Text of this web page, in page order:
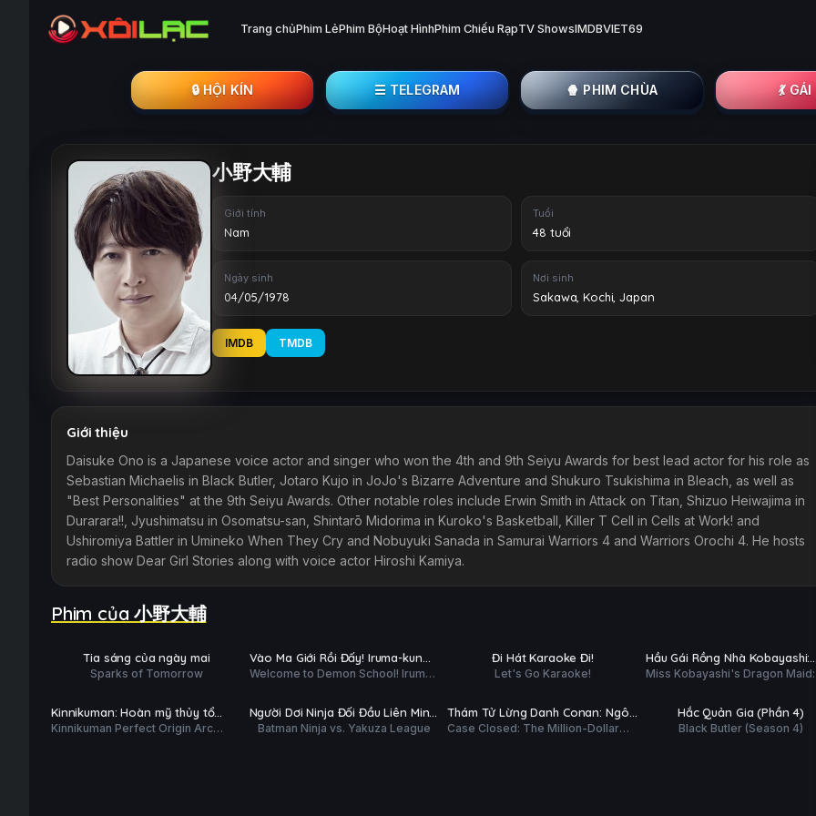
Trang chủPhim LẻPhim BộHoạt HìnhPhim Chiếu RạpTV ShowsIMDBVIET69
🔒︎ HỘI KÍN ☰ TELEGRAM 🍿 PHIM CHÙA 💃
小野大輔
Giới tính
Nam
Tuổi
48 tuổi
Ngày sinh
04/05/1978
Nơi sinh
Sakawa, Kochi, Japan
IMDB TMDB
Giới thiệu
Daisuke Ono is a Japanese voice actor and singer who won the 4th and 9th Seiyu Awards for best lead actor for his role as
Sebastian Michaelis in Black Butler, Jotaro Kujo in JoJo's Bizarre Adventure and Shukuro Tsukishima in Bleach, as well as
"Best Personalities" at the 9th Seiyu Awards. Other notable roles include Erwin Smith in Attack on Titan, Shizuo Heiwajima in
Durarara!!, Jyushimatsu in Osomatsu-san, Shintarō Midorima in Kuroko's Basketball, Killer T Cell in Cells at Work! and
Ushiromiya Battler in Umineko When They Cry and Nobuyuki Sanada in Samurai Warriors 4 and Warriors Orochi 4. He hosts
radio show Dear Girl Stories along with voice actor Hiroshi Kamiya.
Phim của 小野大輔
Tập 3/12
Tia sáng của ngày mai
Sparks of Tomorrow
HD
Vào Ma Giới Rồi Đấy! Iruma-kun
(Phần 4)
Welcome to Demon School! Iruma-
ĐỀ
Đi Hát Karaoke Đi!
Let's Go Karaoke!
HD
Hầu Gái Rồng Nhà Kobayashi:
Rồng Cô Đơn Muốn Được Yêu
Miss Kobayashi's Dragon
Kinnikuman: Hoàn mỹ thủy tổ
(Phần 2)
Kinnikuman Perfect Origin Arc
HD
Phim Lẻ
Người Dơi Ninja Đối Đầu Liên Minh
Yakuza
Batman Ninja vs. Yakuza League
HD
ĐỀ
Phim Lẻ
Thám Tử Lừng Danh Conan: Ngôi
Sao 5 Cánh 1 Triệu Đô
Case Closed: The Million-Dollar
ĐỀ
Hoàn tất (11/11)
Hắc Quản Gia (Phần 4)
Black Butler (Season 4)